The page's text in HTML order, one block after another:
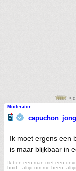
•
Moderator
Ik moet ergens een
is maar blijkbaar in
Ik ben een man met een
huid—altijd om me heen,